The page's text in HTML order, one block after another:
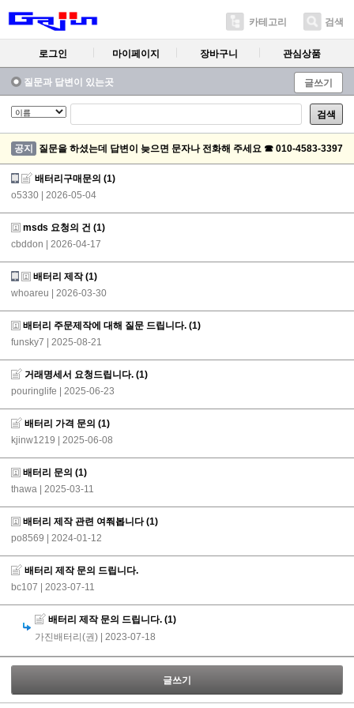
카테고리 검색
로그인 마이페이지 장바구니 관심상품
질문과 답변이 있는곳 글쓰기
검색
공지 질문을 하셨는데 답변이 늦으면 문자나 전화해 주세요 ☎ 010-4583-3397
배터리구매문의 (1)
o5330
| 2026-05-04
msds 요청의 건 (1)
cbddon
| 2026-04-17
배터리 제작(1)
whoareu
| 2026-03-30
배터리 주문제작에 대해 질문 드립니다. (1)
funsky7
| 2025-08-21
거래명세서 요청드립니다. (1)
pouringlife
| 2025-06-23
배터리 가격 문의 (1)
kjinw1219
| 2025-06-08
배터리 문의 (1)
thawa
| 2025-03-11
배터리 제작 관련 여쭤봅니다(1)
po8569
| 2024-01-12
배터리 제작 문의 드립니다.
bc107
| 2023-07-11
배터리 제작 문의 드립니다. (1)
가진배터리(권)
| 2023-07-18
글쓰기